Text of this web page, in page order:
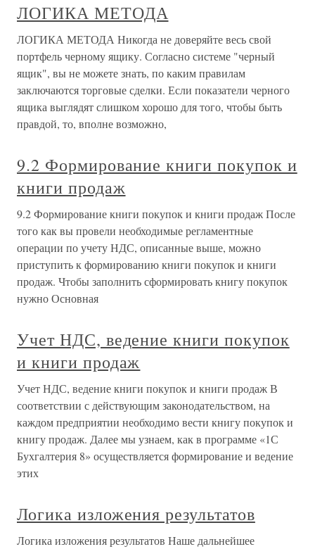
ЛОГИКА МЕТОДА
ЛОГИКА МЕТОДА Никогда не доверяйте весь свой
портфель черному ящику. Согласно системе "черный
ящик", вы не можете знать, по каким правилам
заключаются торговые сделки. Если показатели черного
ящика выглядят слишком хорошо для того, чтобы быть
правдой, то, вполне возможно,
9.2 Формирование книги покупок и
книги продаж
9.2 Формирование книги покупок и книги продаж После
того как вы провели необходимые регламентные
операции по учету НДС, описанные выше, можно
приступить к формированию книги покупок и книги
продаж. Чтобы заполнить сформировать книгу покупок
нужно Основная
Учет НДС, ведение книги покупок
и книги продаж
Учет НДС, ведение книги покупок и книги продаж В
соответствии с действующим законодательством, на
каждом предприятии необходимо вести книгу покупок и
книгу продаж. Далее мы узнаем, как в программе «1С
Бухгалтерия 8» осуществляется формирование и ведение
этих
Логика изложения результатов
Логика изложения результатов Наше дальнейшее